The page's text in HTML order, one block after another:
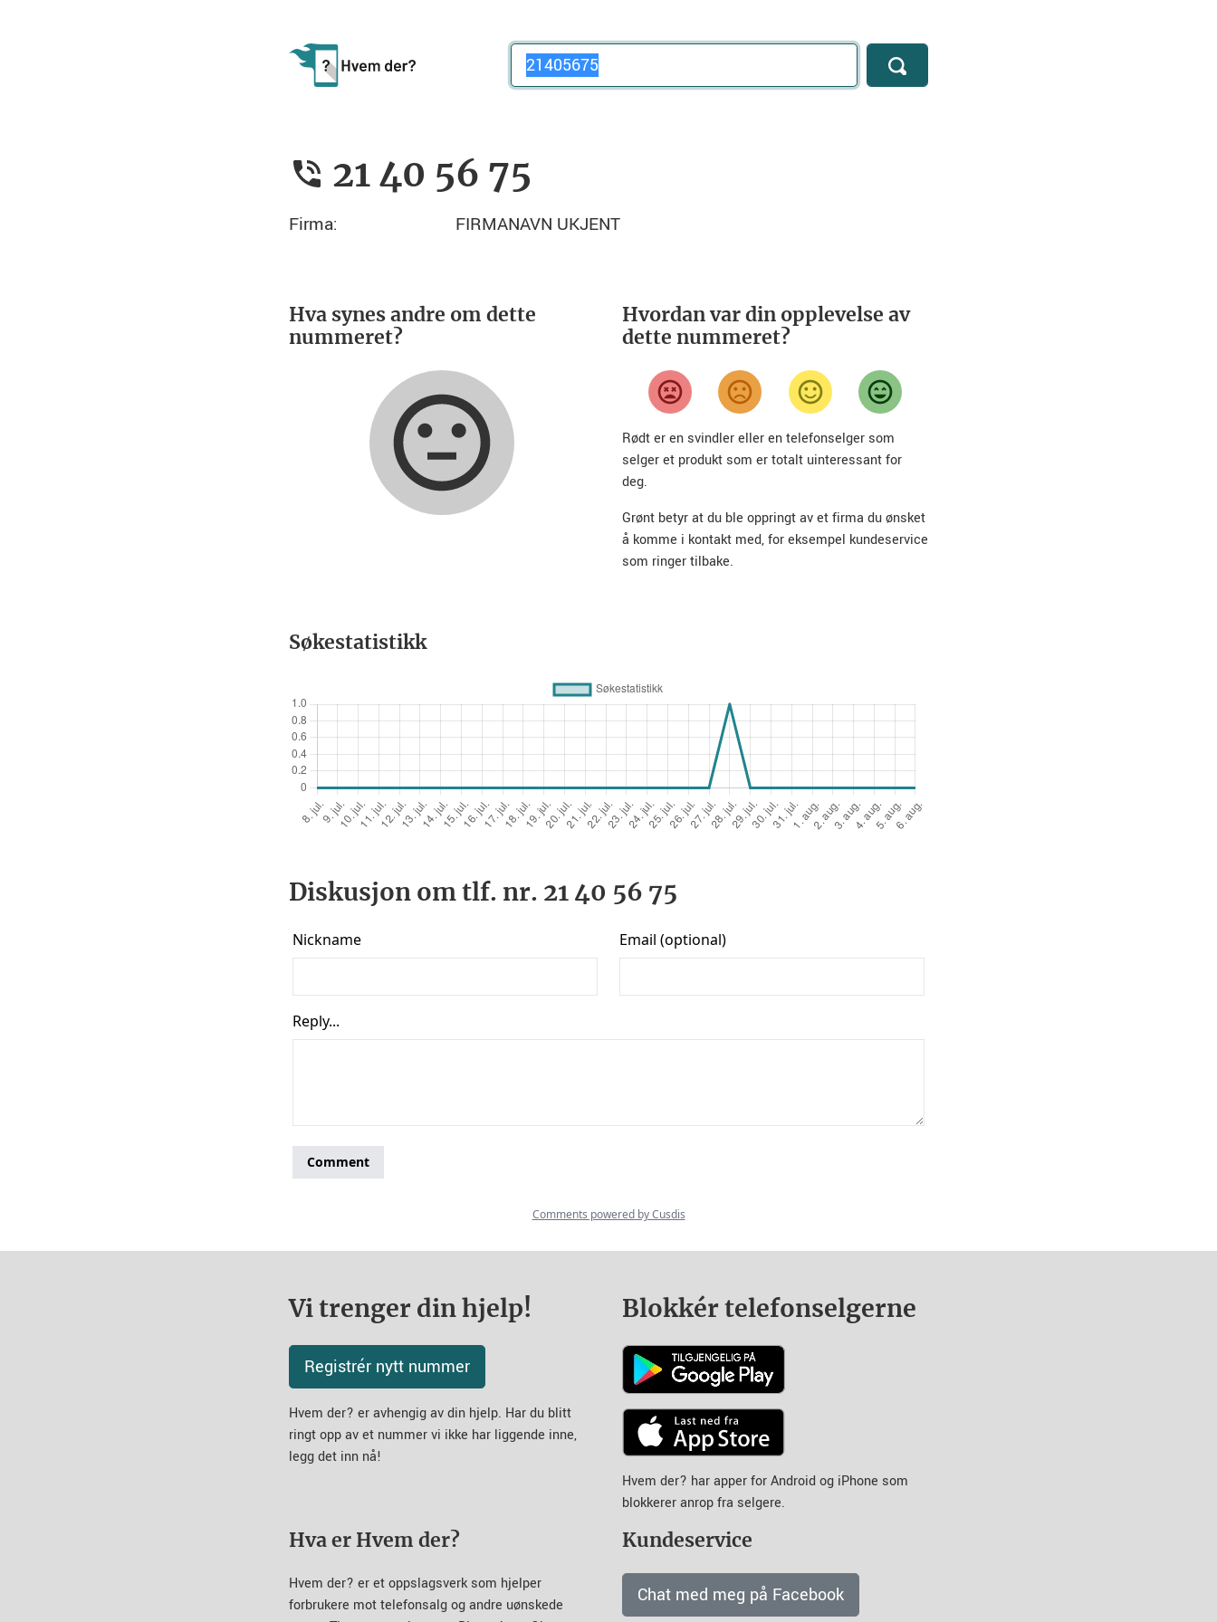
Telefonnummer
21 40 56 75
Firma: FIRMANAVN UKJENT
Hva synes andre om dette
nummeret?
Hvordan var din opplevelse av
dette nummeret?
Rødt er en svindler eller en telefonselger som
selger et produkt som er totalt uinteressant for
deg.
Grønt betyr at du ble oppringt av et firma du ønsket
å komme i kontakt med, for eksempel kundeservice
som ringer tilbake.
Søkestatistikk
Diskusjon om tlf. nr. 21 40 56 75
Vi trenger din hjelp!
Registrér nytt nummer
Hvem der? er avhengig av din hjelp. Har du blitt
ringt opp av et nummer vi ikke har liggende inne,
legg det inn nå!
Blokkér telefonselgerne
Hvem der? har apper for Android og iPhone som
blokkerer anrop fra selgere.
Hva er Hvem der?
Hvem der? er et oppslagsverk som hjelper
forbrukere mot telefonsalg og andre uønskede
Kundeservice
Chat med meg på Facebook